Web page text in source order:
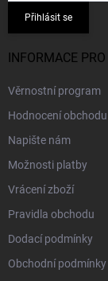
Přihlásit se
INFORMACE
Věrnostní program
Hodnocení obchodu
Napište nám
Možnosti platby
Vrácení zboží
Pravidla obchodu
Dodací podmínky
Obchodní podmínky